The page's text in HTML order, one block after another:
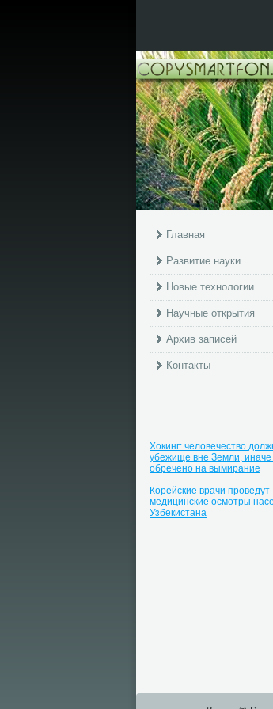
Главная
Развитие науки
Новые технологии
Научные открытия
Архив записей
Контакты
Хокинг: человечество
убежище вне Земли, иначе
обречено на вымирание
Корейские врачи проведут
медицинские осмотры
Узбекистана